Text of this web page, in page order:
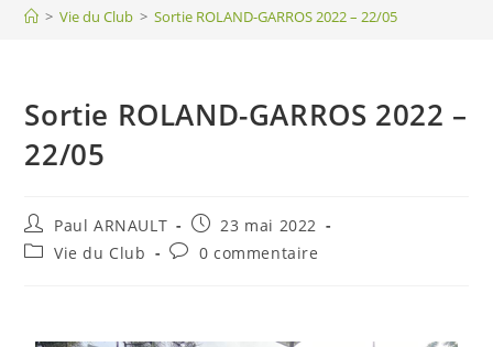
> Vie du Club > Sortie ROLAND-GARROS 2022 – 22/05
Sortie ROLAND-GARROS 2022 –
22/05
Paul ARNAULT
23 mai 2022
Vie du Club
0 commentaire